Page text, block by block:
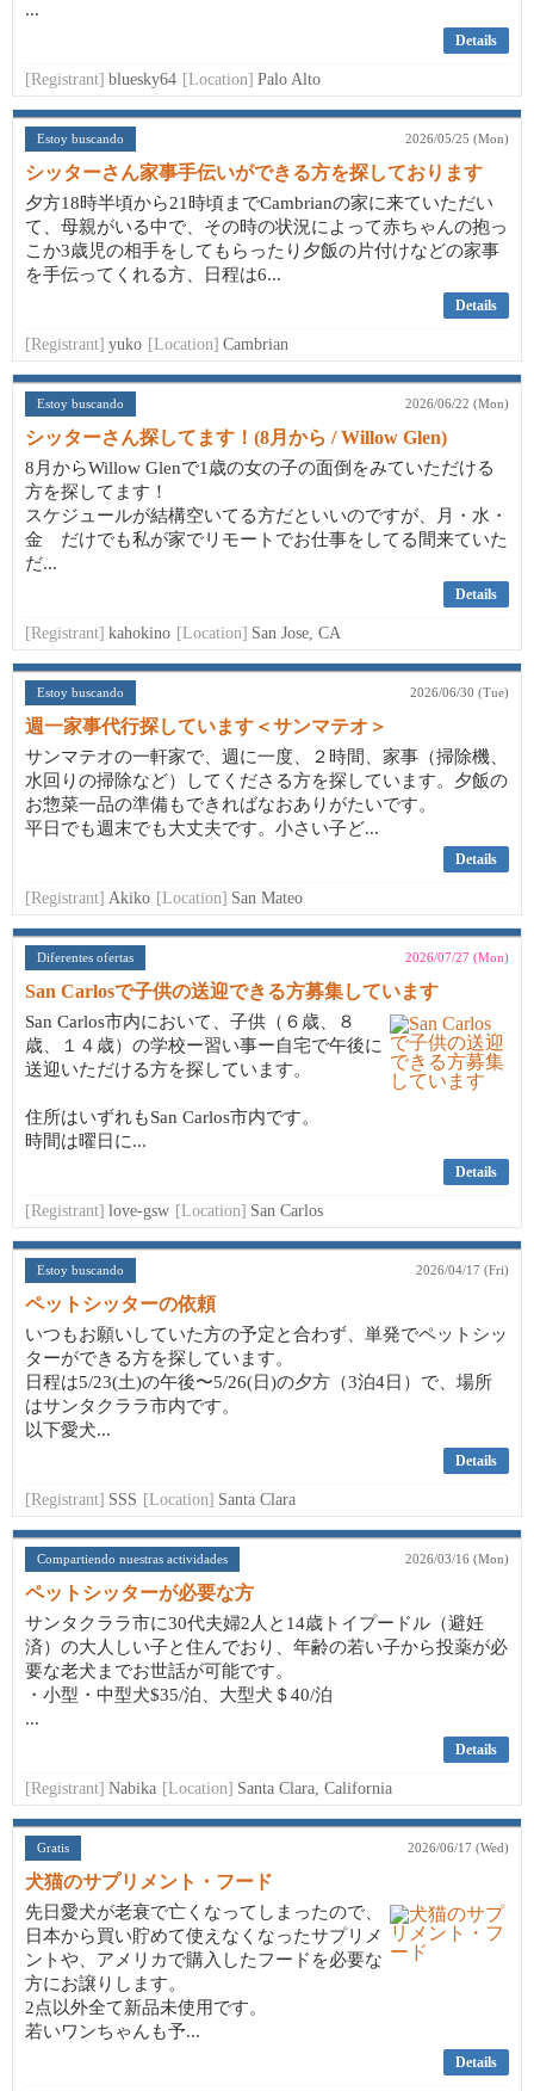
...
Details
[Registrant] bluesky64 [Location] Palo Alto
Estoy buscando 2026/05/25 (Mon)
シッターさん家事手伝いができる方を探しております
夕方18時半頃から21時頃までCambrianの家に来ていただい
て、母親がいる中で、その時の状況によって赤ちゃんの抱っ
こか3歳児の相手をしてもらったり夕飯の片付けなどの家事
を手伝ってくれる方、日程は6...
Details
[Registrant] yuko [Location] Cambrian
Estoy buscando 2026/06/22 (Mon)
シッターさん探してます！(8月から / Willow Glen)
8月からWillow Glenで1歳の女の子の面倒をみていただける
方を探してます！
スケジュールが結構空いてる方だといいのですが、月・水・
金 だけでも私が家でリモートでお仕事をしてる間来ていた
だ...
Details
[Registrant] kahokino [Location] San Jose, CA
Estoy buscando 2026/06/30 (Tue)
週一家事代行探しています＜サンマテオ＞
サンマテオの一軒家で、週に一度、２時間、家事（掃除機、
水回りの掃除など）してくださる方を探しています。夕飯の
お惣菜一品の準備もできればなおありがたいです。
平日でも週末でも大丈夫です。小さい子ど...
Details
[Registrant] Akiko [Location] San Mateo
Diferentes ofertas 2026/07/27 (Mon)
San Carlosで子供の送迎できる方募集しています
San Carlos市内において、子供（６歳、８
歳、１４歳）の学校ー習い事ー自宅で午後に
送迎いただける方を探しています。
住所はいずれもSan Carlos市内です。
時間は曜日に...
Details
[Registrant] love-gsw [Location] San Carlos
Estoy buscando 2026/04/17 (Fri)
ペットシッターの依頼
いつもお願いしていた方の予定と合わず、単発でペットシッ
ターができる方を探しています。
日程は5/23(土)の午後〜5/26(日)の夕方（3泊4日）で、場所
はサンタクララ市内です。
以下愛犬...
Details
[Registrant] SSS [Location] Santa Clara
Compartiendo nuestras actividades 2026/03/16 (Mon)
ペットシッターが必要な方
サンタクララ市に30代夫婦2人と14歳トイプードル（避妊
済）の大人しい子と住んでおり、年齢の若い子から投薬が必
要な老犬までお世話が可能です。
・小型・中型犬$35/泊、大型犬＄40/泊
...
Details
[Registrant] Nabika [Location] Santa Clara, California
Gratis 2026/06/17 (Wed)
犬猫のサプリメント・フード
先日愛犬が老衰で亡くなってしまったので、
日本から買い貯めて使えなくなったサプリメ
ントや、アメリカで購入したフードを必要な
方にお譲りします。
2点以外全て新品未使用です。
若いワンちゃんも予...
Details